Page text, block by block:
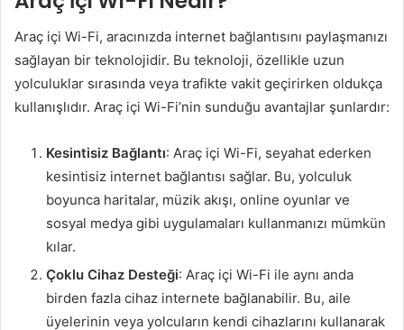
Araç içi Wi-Fi, aracınızda internet bağlantısını paylaşmanızı
sağlayan bir teknolojidir. Bu teknoloji, özellikle uzun
yolculuklar sırasında veya trafikte vakit geçirirken oldukça
kullanışlıdır. Araç içi Wi-Fi’nin sunduğu avantajlar şunlardır:
Kesintisiz Bağlantı: Araç içi Wi-Fi, seyahat ederken
kesintisiz internet bağlantısı sağlar. Bu, yolculuk
boyunca haritalar, müzik akışı, online oyunlar ve
sosyal medya gibi uygulamaları kullanmanızı mümkün
kılar.
Çoklu Cihaz Desteği: Araç içi Wi-Fi ile aynı anda
birden fazla cihaz internete bağlanabilir. Bu, aile
üyelerinin veya yolcuların kendi cihazlarını kullanarak